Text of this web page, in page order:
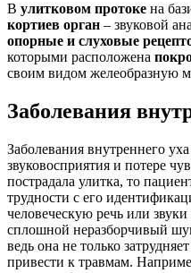
В улитковом протоке на
кортиев орган – звуковой
опорные и слуховые
которыми расположена
своим видом желеобразную
Заболевания
Заболевания внутреннего
звуковосприятия и потере
пострадала улитка, то
трудности с его
человеческую речь или
сплошной неразборчивый
ведь она не только
привести к травмам.